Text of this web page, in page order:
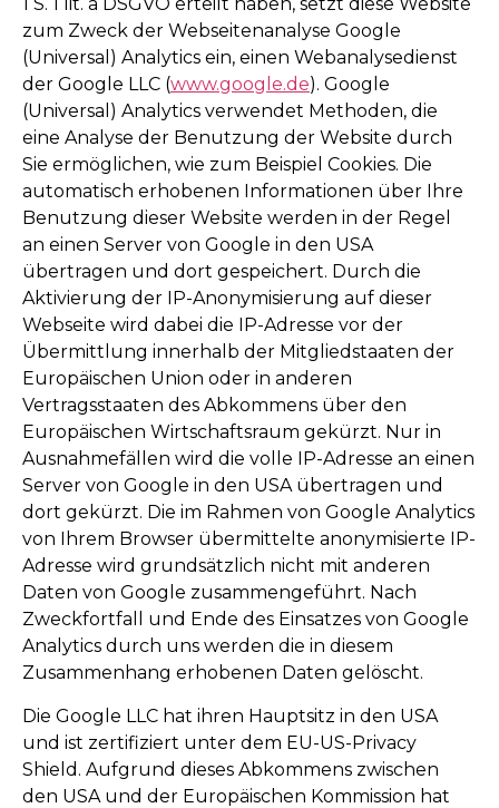
1 S. 1 lit. a DSGVO erteilt haben, setzt diese Website
zum Zweck der Webseitenanalyse Google
(Universal) Analytics ein, einen Webanalysedienst
der Google LLC (www.google.de). Google
(Universal) Analytics verwendet Methoden, die
eine Analyse der Benutzung der Website durch
Sie ermöglichen, wie zum Beispiel Cookies. Die
automatisch erhobenen Informationen über Ihre
Benutzung dieser Website werden in der Regel
an einen Server von Google in den USA
übertragen und dort gespeichert. Durch die
Aktivierung der IP-Anonymisierung auf dieser
Webseite wird dabei die IP-Adresse vor der
Übermittlung innerhalb der Mitgliedstaaten der
Europäischen Union oder in anderen
Vertragsstaaten des Abkommens über den
Europäischen Wirtschaftsraum gekürzt. Nur in
Ausnahmefällen wird die volle IP-Adresse an einen
Server von Google in den USA übertragen und
dort gekürzt. Die im Rahmen von Google Analytics
von Ihrem Browser übermittelte anonymisierte IP-
Adresse wird grundsätzlich nicht mit anderen
Daten von Google zusammengeführt. Nach
Zweckfortfall und Ende des Einsatzes von Google
Analytics durch uns werden die in diesem
Zusammenhang erhobenen Daten gelöscht.
Die Google LLC hat ihren Hauptsitz in den USA
und ist zertifiziert unter dem EU-US-Privacy
Shield. Aufgrund dieses Abkommens zwischen
den USA und der Europäischen Kommission hat